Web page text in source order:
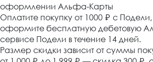
оформлении Альфа-Карты
Оплатите покупку от 1000 ₽ с
оформите бесплатную дебетовую
сервисе Подели в течение 14 дней.
Размер скидки зависит от суммы